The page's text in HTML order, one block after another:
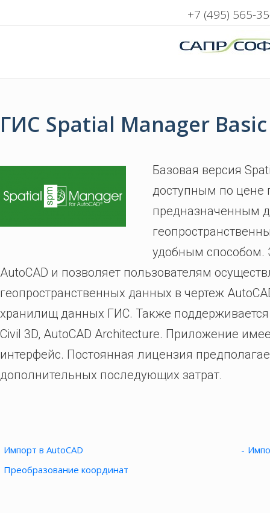
+7 (495) 565-
ГИС Spatial Manager
Базовая версия
доступным по цене
предназначенным
удобным способом.
AutoCAD и позволяет пользователям
геопространственных данных в чертеж
хранилищ данных ГИС. Также поддерживается
Civil 3D, AutoCAD Architecture. Приложение
интерфейс. Постоянная лицензия
дополнительных последующих затрат.
Импорт в AutoCAD
Преобразование координат